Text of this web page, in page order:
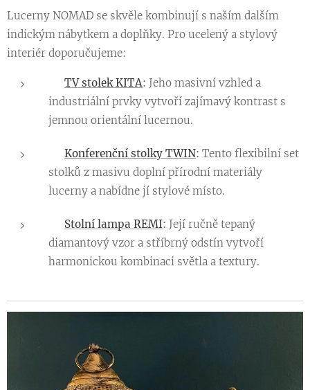
Lucerny NOMAD se skvěle kombinují s naším dalším
indickým nábytkem a doplňky. Pro ucelený a stylový
interiér doporučujeme:
TV stolek KITA: Jeho masivní vzhled a
industriální prvky vytvoří zajímavý kontrast s
jemnou orientální lucernou.
Konferenční stolky TWIN: Tento flexibilní set
stolků z masivu doplní přírodní materiály
lucerny a nabídne jí stylové místo.
Stolní lampa REMI: Její ručně tepaný
diamantový vzor a stříbrný odstín vytvoří
harmonickou kombinaci světla a textury.